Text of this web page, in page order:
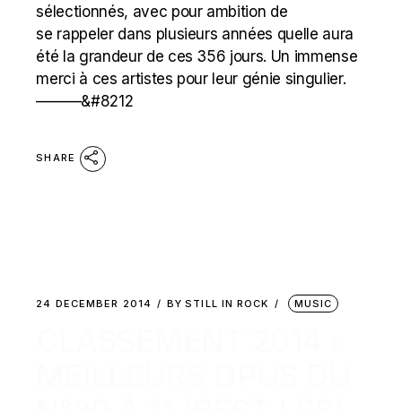
sélectionnés, avec pour ambition de
se rappeler dans plusieurs années quelle aura
été la grandeur de ces 356 jours. Un immense
merci à ces artistes pour leur génie singulier.
———&#8212
SHARE
24 DECEMBER 2014 BY STILL IN ROCK MUSIC